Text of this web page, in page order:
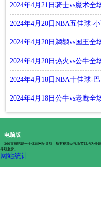
2024年4月21日骑士vs魔术全
2024年4月20日NBA五佳球-
2024年4月20日鹈鹕vs国王
2024年4月20日热火vs公牛
2024年4月18日NBA十佳球-
2024年4月18日公牛vs老鹰
电脑版
360直播吧是一个体育网址导航，所有视频及视听节目均为外
导航服务。
网站统计